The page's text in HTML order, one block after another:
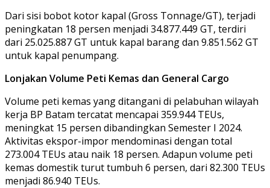
Dari sisi bobot kotor kapal (Gross Tonnage/GT), terjadi
peningkatan 18 persen menjadi 34.877.449 GT, terdiri
dari 25.025.887 GT untuk kapal barang dan 9.851.562 GT
untuk kapal penumpang.
Lonjakan Volume Peti Kemas dan General Cargo
Volume peti kemas yang ditangani di pelabuhan wilayah
kerja BP Batam tercatat mencapai 359.944 TEUs,
meningkat 15 persen dibandingkan Semester I 2024.
Aktivitas ekspor-impor mendominasi dengan total
273.004 TEUs atau naik 18 persen. Adapun volume peti
kemas domestik turut tumbuh 6 persen, dari 82.300 TEUs
menjadi 86.940 TEUs.